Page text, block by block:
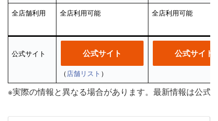
全店舗利用 全店利用可能 全店利用可能
公式サイト 公式サイト
（ 店舗リスト ）
公式サイト
※実際の情報と異なる場合があります。最新情報は公式